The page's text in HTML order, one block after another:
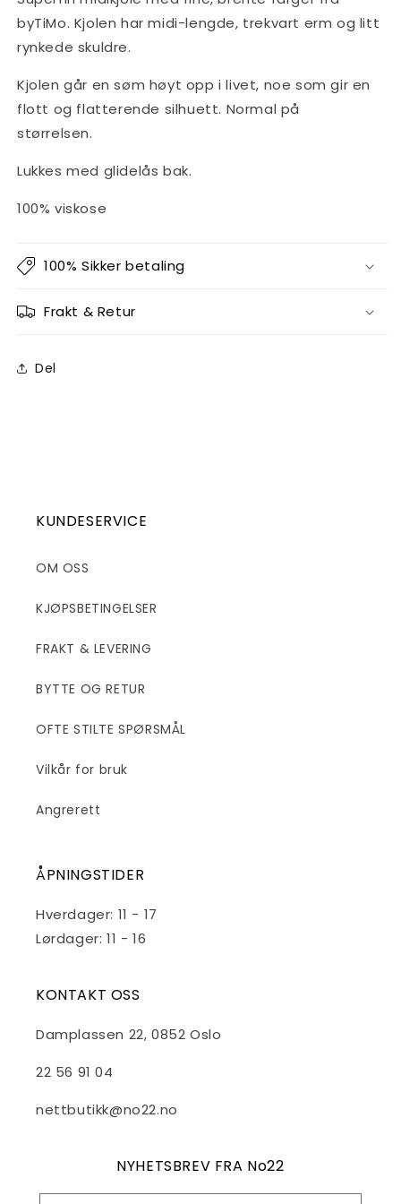
byTiMo. Kjolen har midi-lengde, trekvart erm og litt
rynkede skuldre.
Kjolen går en søm høyt opp i livet, noe som gir en
flott og flatterende silhuett. Normal på
størrelsen.
Lukkes med glidelås bak.
100% viskose
100% Sikker betaling
Frakt & Retur
Del
KUNDESERVICE
OM OSS
KJØPSBETINGELSER
FRAKT & LEVERING
BYTTE OG RETUR
OFTE STILTE SPØRSMÅL
Vilkår for bruk
Angrerett
ÅPNINGSTIDER
Hverdager: 11 - 17
Lørdager: 11 - 16
KONTAKT OSS
Damplassen 22, 0852 Oslo
22 56 91 04
nettbutikk@no22.no
NYHETSBREV FRA No22